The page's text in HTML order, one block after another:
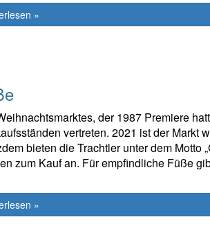
»
der 1987 Premiere
vertreten. 2021 ist der Markt
bieten die Trachtler unter dem Motto
zum Kauf an. Für empfindliche Füße
»